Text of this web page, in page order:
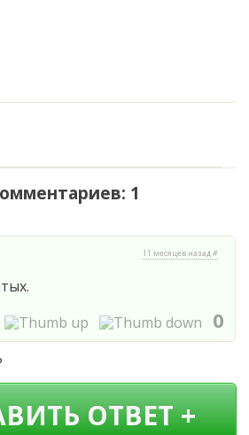
1
11 месяцев назад #
0
ОТВЕТ +